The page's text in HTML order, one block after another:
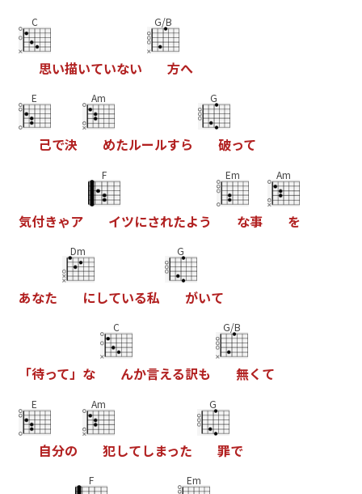
C
思い描いていない
G/B
方へ
E
己で決
Am
めたルールすら
G
破って
気付きゃア
F
イツにされたよう
Em
な事
Am
を
あなた
Dm
にしている私
G
がいて
「待って」 な
C
んか言える訳も
G/B
無く て
E
自分の
Am
犯してしまった
G
罪で
F Em